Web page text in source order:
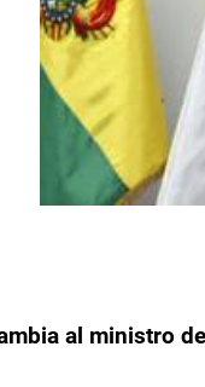
al ministro